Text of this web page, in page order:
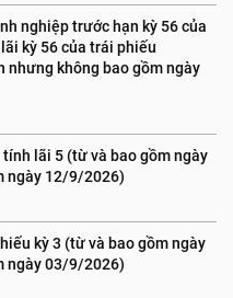
nghiệp trước hạn kỳ 56 của
kỳ 56 của trái phiếu
không bao gồm ngày
lãi 5 (từ và bao gồm ngày
ngày 12/9/2026)
kỳ 3 (từ và bao gồm ngày
ngày 03/9/2026)